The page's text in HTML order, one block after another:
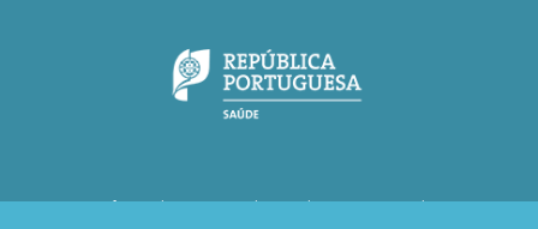
Infarmed © 2016. Todos os direitos reservados